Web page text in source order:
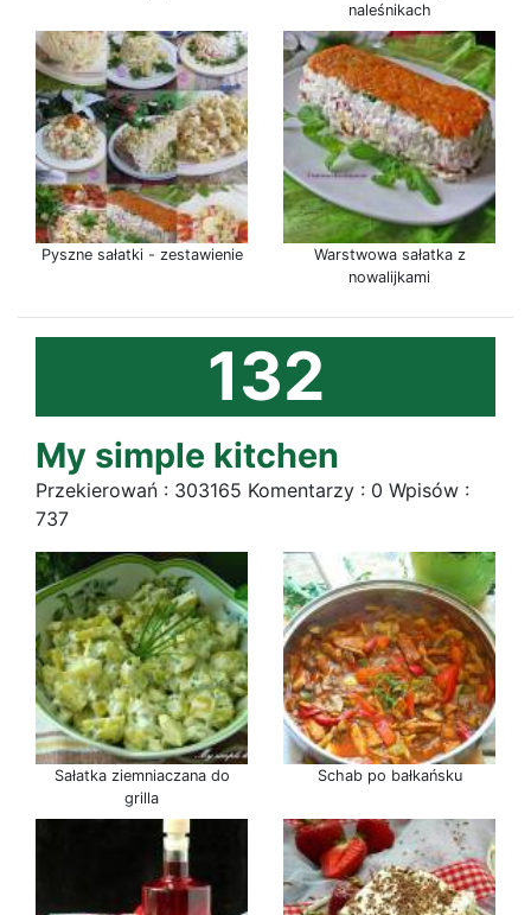
naleśnikach
Pyszne sałatki - zestawienie
Warstwowa sałatka z
nowalijkami
132
My simple kitchen
Przekierowań : 303165 Komentarzy : 0 Wpisów :
737
Sałatka ziemniaczana do
grilla
Schab po bałkańsku